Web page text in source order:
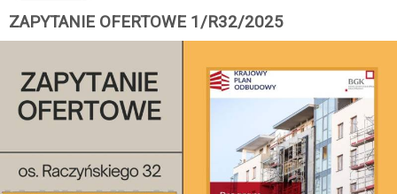
ZAPYTANIE OFERTOWE 1/R32/2025